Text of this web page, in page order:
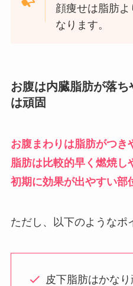
顔痩せは脂肪
なります。
お腹は内臓脂肪が落
は頑固
お腹まわりは脂肪がつき
脂肪は比較的早く燃焼し
初期に効果が出やすい部
ただし、以下のようなポ
皮下脂肪はかな